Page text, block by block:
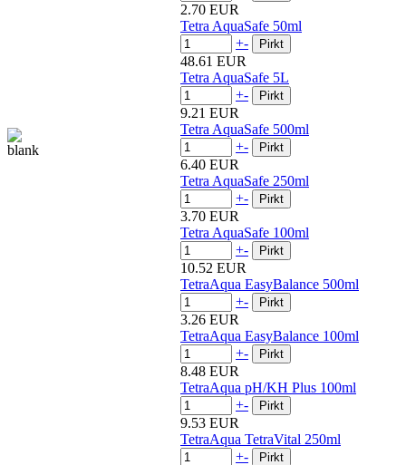
2.70 EUR
Tetra AquaSafe 50ml
+-
48.61 EUR
Tetra AquaSafe 5L
+-
9.21 EUR
Tetra AquaSafe 500ml
+-
6.40 EUR
Tetra AquaSafe 250ml
+-
3.70 EUR
Tetra AquaSafe 100ml
+-
10.52 EUR
TetraAqua EasyBalance 500ml
+-
3.26 EUR
TetraAqua EasyBalance 100ml
+-
8.48 EUR
TetraAqua pH/KH Plus 100ml
+-
9.53 EUR
TetraAqua TetraVital 250ml
+-